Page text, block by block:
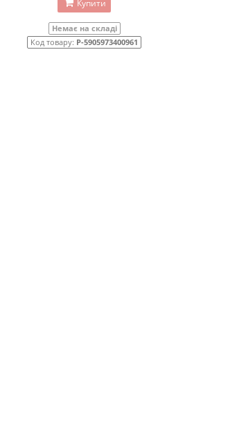
Купити
Немає на складі
Код товару: P-5905973400961